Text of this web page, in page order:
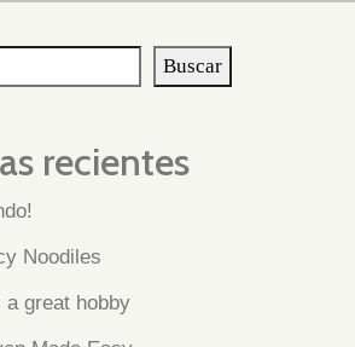
Buscar
recientes
Noodiles
a great hobby